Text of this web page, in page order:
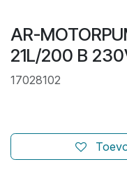
AR-
21L/200 B
17028102